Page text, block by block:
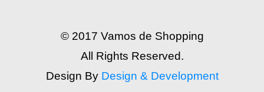
© 2017 Vamos de Shopping
All Rights Reserved.
Design By Design & Development